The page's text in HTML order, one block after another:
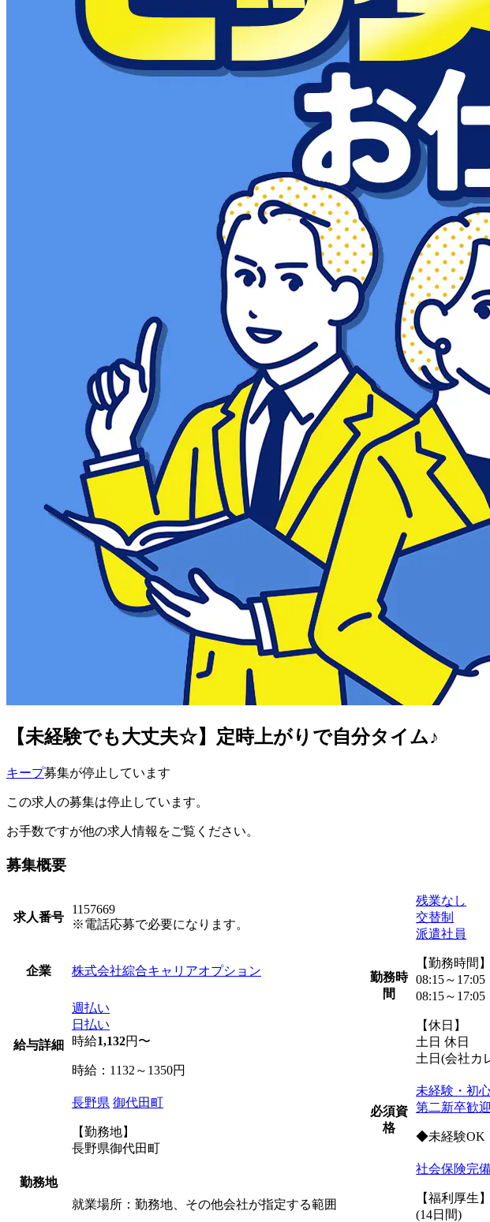
【未経験でも大丈夫☆】定時上がりで自分タイム♪
キープ募集が停止しています
この求人の募集は停止しています。
お手数ですが他の求人情報をご覧ください。
募集概要
求人番号
1157669
※電話応募で必要になります。
企業 株式会社綜合キャリアオプション
給与詳細
週払い
日払い
時給1,132円〜
時給：1132～1350円
勤務地
長野県 御代田町
【勤務地】
長野県御代田町
就業場所：勤務地、その他会社が指定する範囲
勤務時
間
残業なし
交替制
派遣社員
【勤務時間】
08:15～17:05
08:15～17:05
【休日】
土日 休日
土日(会社カ
必須資
格
未経験・初
第二新卒歓迎
◆未経験OK
社会保険完
【福利厚
(14日間)